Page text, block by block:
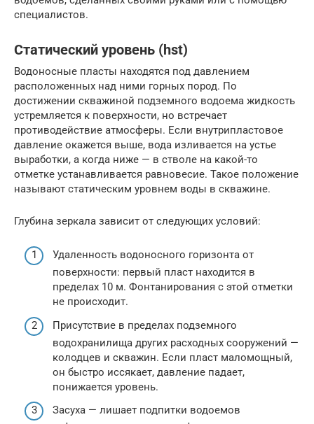
специалистов.
Статический уровень (hst)
Водоносные пласты находятся под давлением
расположенных над ними горных пород. По
достижении скважиной подземного водоема жидкость
устремляется к поверхности, но встречает
противодействие атмосферы. Если внутрипластовое
давление окажется выше, вода изливается на устье
выработки, а когда ниже — в стволе на какой-то
отметке устанавливается равновесие. Такое положение
называют статическим уровнем воды в скважине.
Глубина зеркала зависит от следующих условий:
Удаленность водоносного горизонта от
поверхности: первый пласт находится в
пределах 10 м. Фонтанирования с этой отметки
не происходит.
Присутствие в пределах подземного
водохранилища других расходных сооружений —
колодцев и скважин. Если пласт маломощный,
он быстро иссякает, давление падает,
понижается уровень.
Засуха — лишает подпитки водоемов